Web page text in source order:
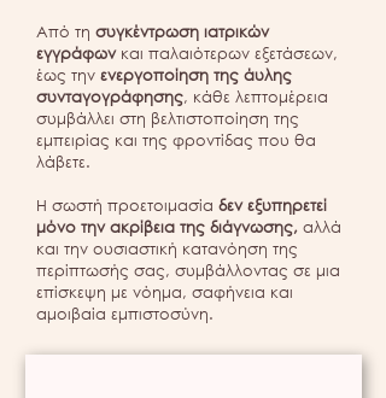
Από τη συγκέντρωση ιατρικών
εγγράφωνκαι παλαιότερων εξετάσεων,
έως την ενεργοποίηση της άυλης
συνταγογράφησης, κάθε λεπτομέρεια
συμβάλλει στη βελτιστοποίηση της
εμπειρίας και της φροντίδας που θα
λάβετε.
Η σωστή προετοιμασία δεν εξυπηρετεί
μόνο την ακρίβεια της διάγνωσης, αλλά
και την ουσιαστική κατανόηση της
περίπτωσής σας, συμβάλλοντας σε μια
επίσκεψη με νόημα, σαφήνεια και
αμοιβαία εμπιστοσύνη.